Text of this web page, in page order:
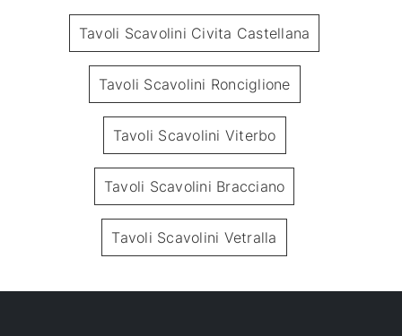
Tavoli Scavolini Civita Castellana
Tavoli Scavolini Ronciglione
Tavoli Scavolini Viterbo
Tavoli Scavolini Bracciano
Tavoli Scavolini Vetralla